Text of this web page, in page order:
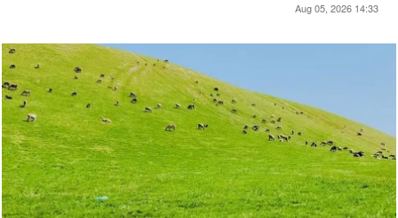
Aug 05, 2026 14:33